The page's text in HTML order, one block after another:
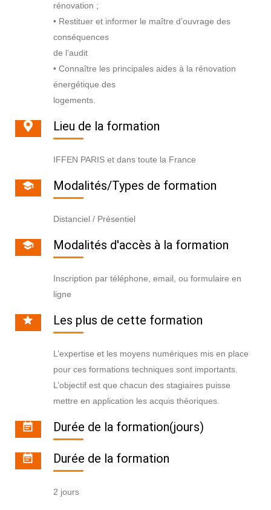
rénovation ;
• Restituer et informer le maître d’ouvrage des
conséquences
de l’audit
• Connaître les principales aides à la rénovation
énergétique des
logements.
Lieu de la formation
IFFEN PARIS et dans toute la France
Modalités/Types de formation
Distanciel / Présentiel
Modalités d'accès à la formation
Inscription par téléphone, email, ou formulaire en
ligne
Les plus de cette formation
L’expertise et les moyens numériques mis en place
pour ces formations techniques sont importants.
L’objectif est que chacun des stagiaires puisse
mettre en application les acquis théoriques.
Durée de la formation(jours)
Durée de la formation
2 jours